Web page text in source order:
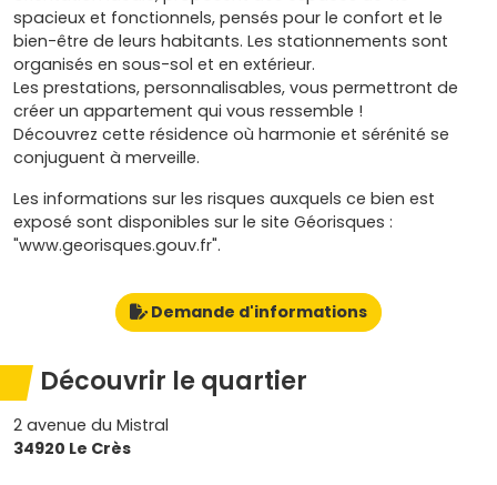
spacieux et fonctionnels, pensés pour le confort et le
bien-être de leurs habitants. Les stationnements sont
organisés en sous-sol et en extérieur.
Les prestations, personnalisables, vous permettront de
créer un appartement qui vous ressemble !
Découvrez cette résidence où harmonie et sérénité se
conjuguent à merveille.
Les informations sur les risques auxquels ce bien est
exposé sont disponibles sur le site Géorisques :
"www.georisques.gouv.fr".
Demande d'informations
Découvrir le quartier
2 avenue du Mistral
34920 Le Crès